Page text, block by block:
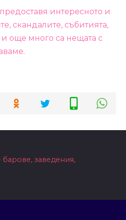
интересното и
скандалите, събитията,
и още много са нещата с
заведения,